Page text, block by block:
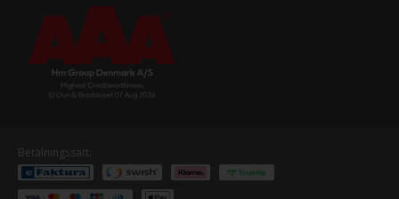
Betalningssätt: